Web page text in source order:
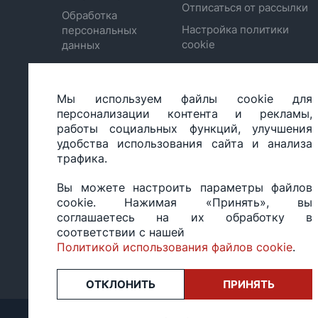
Обработка
персональных
данных
Отписаться от рассылки
Настройка политики
cookie
ООО «БИГ СТАР», УНП 490986593
Юридический адрес: 220035, Республика Беларусь,
ул.Тимирязева 65Б, оф.1107Б
Свидетельство о государственной регистрации:
14.03.2017.
Регистрация в Торговом реестре: №494648 от
Заказы, оформленные в рабочий день после 18:00, а
или праздники, обрабатываются на следующий
Оценка 4,4★★★★★на основе 13 отзывов.
Мы используем файлы cookie для
персонализации контента и рекламы,
работы социальных функций, улучшения
удобства использования сайта и анализа
трафика.
Вы можете настроить параметры файлов
cookie. Нажимая «Принять», вы
соглашаетесь на их обработку в
соответствии с нашей
Политикой использования файлов cookie.
ОТКЛОНИТЬ ПРИНЯТЬ